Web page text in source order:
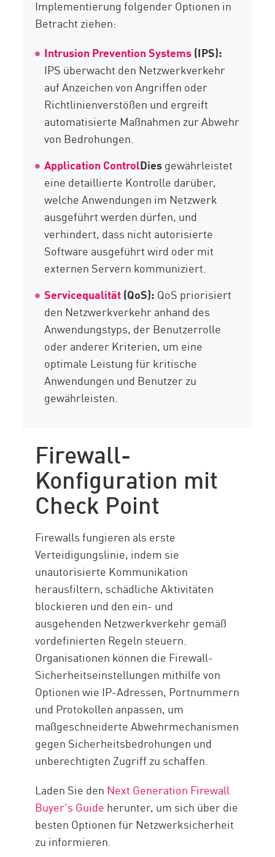
Implementierung folgender Optionen in
Betracht ziehen:
Intrusion Prevention Systems(IPS):
IPS überwacht den Netzwerkverkehr
auf Anzeichen von Angriffen oder
Richtlinienverstößen und ergreift
automatisierte Maßnahmen zur Abwehr
von Bedrohungen.
Application ControlDiesgewährleistet
eine detaillierte Kontrolle darüber,
welche Anwendungen im Netzwerk
ausgeführt werden dürfen, und
verhindert, dass nicht autorisierte
Software ausgeführt wird oder mit
externen Servern kommuniziert.
Servicequalität(QoS): QoS priorisiert
den Netzwerkverkehr anhand des
Anwendungstyps, der Benutzerrolle
oder anderer Kriterien, um eine
optimale Leistung für kritische
Anwendungen und Benutzer zu
gewährleisten.
Firewall-
Konfiguration mit
Check Point
Firewalls fungieren als erste
Verteidigungslinie, indem sie
unautorisierte Kommunikation
herausfiltern, schädliche Aktivitäten
blockieren und den ein- und
ausgehenden Netzwerkverkehr gemäß
vordefinierten Regeln steuern.
Organisationen können die Firewall-
Sicherheitseinstellungen mithilfe von
Optionen wie IP-Adressen, Portnummern
und Protokollen anpassen, um
maßgeschneiderte Abwehrmechanismen
gegen Sicherheitsbedrohungen und
unberechtigten Zugriff zu schaffen.
Laden Sie den Next Generation Firewall
Buyer's Guide herunter, um sich über die
besten Optionen für Netzwerksicherheit
zu informieren.